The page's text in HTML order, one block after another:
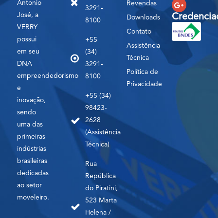
Antonio
José, a
VERRY
possui
em seu
DNA
empreendedorismo
e
inovação,
sendo
uma das
primeiras
indústrias
brasileiras
dedicadas
ao setor
moveleiro.
3291-
8100
+55
(34)
3291-
8100
+55 (34)
98423-
2628
(Assistência
Técnica)
Rua
República
do Piratini,
523 Marta
Helena /
Revendas
Downloads
Contato
Assistência
Técnica
Política de
Privacidade